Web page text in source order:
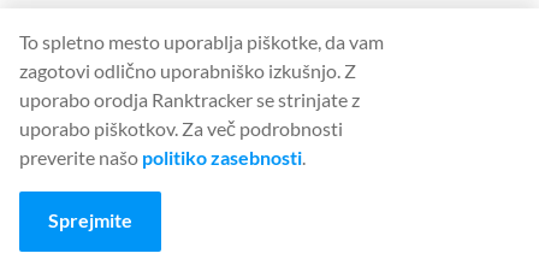
Čeština (Czech)
Dansk (Danish)
Ελληνικά (Greek)
Suomi (Finnish)
Magyar (Hungarian)
To spletno mesto uporablja piškotke, da vam
zagotovi odlično uporabniško izkušnjo. Z
uporabo orodja Ranktracker se strinjate z
uporabo piškotkov. Za več podrobnosti
preverite našo politiko zasebnosti.
Sprejmite